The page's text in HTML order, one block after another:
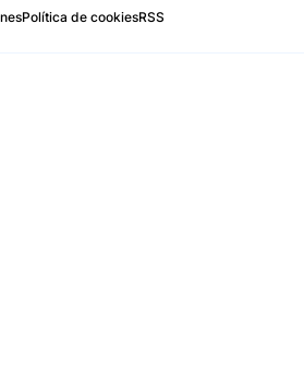
Política de cookiesRSS